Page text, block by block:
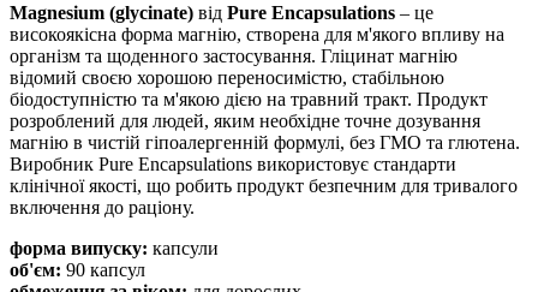
Magnesium (glycinate) від Pure Encapsulations – це
високоякісна форма магнію, створена для м'якого впливу на
організм та щоденного застосування. Гліцинат магнію
відомий своєю хорошою переносимістю, стабільною
біодоступністю та м'якою дією на травний тракт. Продукт
розроблений для людей, яким необхідне точне дозування
магнію в чистій гіпоалергенній формулі, без ГМО та глютена.
Виробник Pure Encapsulations використовує стандарти
клінічної якості, що робить продукт безпечним для тривалого
включення до раціону.
форма випуску: капсули
об'єм: 90 капсул